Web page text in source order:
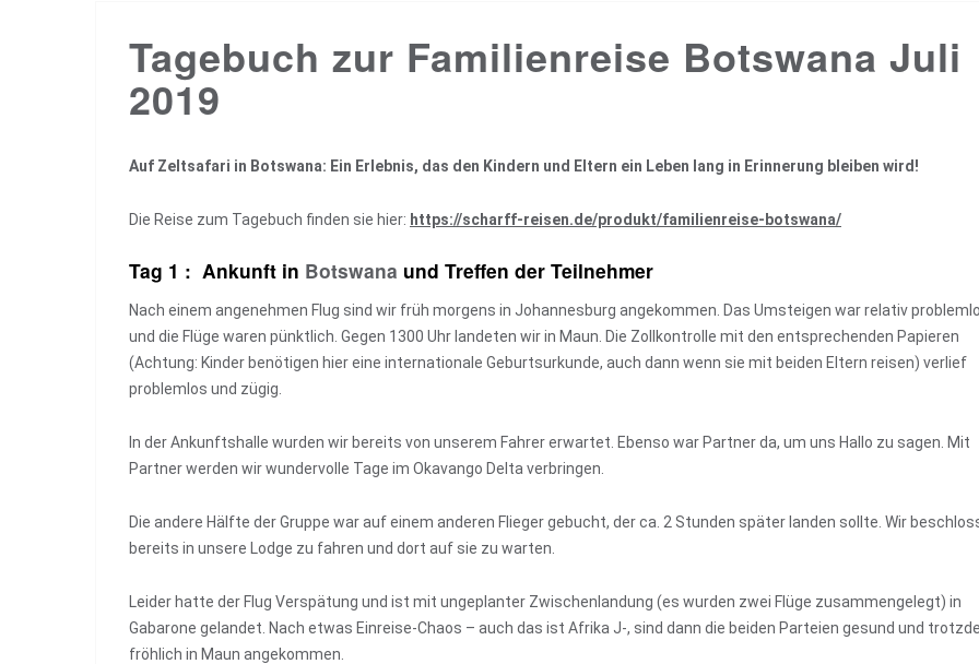
Tagebuch zur Familienreise Botswana Juli
2019
Auf Zeltsafari in Botswana: Ein Erlebnis, das den Kindern und Eltern ein Leben lang in Erinnerung bleiben wird!
Die Reise zum Tagebuch finden sie hier: https://scharff-reisen.de/produkt/familienreise-botswana/
Tag 1 : Ankunft in Botswana und Treffen der Teilnehmer
Nach einem angenehmen Flug sind wir früh morgens in Johannesburg angekommen. Das Umsteigen war relativ
und die Flüge waren pünktlich. Gegen 1300 Uhr landeten wir in Maun. Die Zollkontrolle mit den entsprechenden Papieren
(Achtung: Kinder benötigen hier eine internationale Geburtsurkunde, auch dann wenn sie mit beiden Eltern reisen) verlief
problemlos und zügig.
In der Ankunftshalle wurden wir bereits von unserem Fahrer erwartet. Ebenso war Partner da, um uns Hallo zu sagen. Mit
Partner werden wir wundervolle Tage im Okavango Delta verbringen.
Die andere Hälfte der Gruppe war auf einem anderen Flieger gebucht, der ca. 2 Stunden später landen sollte. Wir
bereits in unsere Lodge zu fahren und dort auf sie zu warten.
Leider hatte der Flug Verspätung und ist mit ungeplanter Zwischenlandung (es wurden zwei Flüge zusammengelegt) in
Gabarone gelandet. Nach etwas Einreise-Chaos – auch das ist Afrika J-, sind dann die beiden Parteien gesund und
fröhlich in Maun angekommen.